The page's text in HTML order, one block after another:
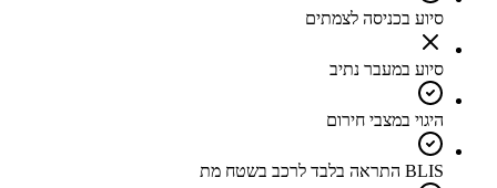
סיוע בכניסה לצמתים
סיוע במעבר נתיב
היגוי במצבי חירום
BLIS התראה בלבד לרכב בשטח מת